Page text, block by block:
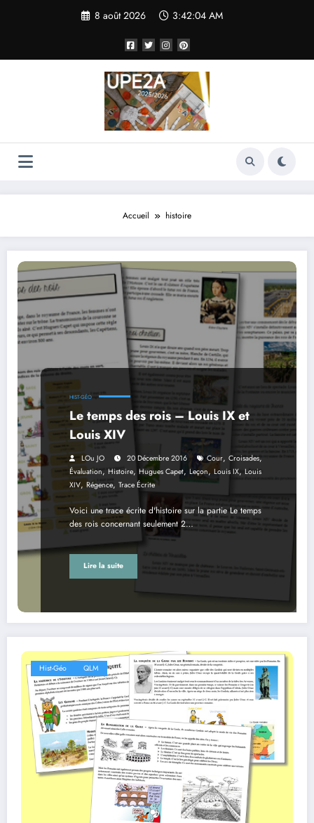
8 août 2026 3:42:04 AM
Accueil histoire
HIST-GÉO
Le temps des rois – Louis IX et
Louis XIV
LOu JO 20 Décembre 2016 Cour, Croisades,
Évaluation, Histoire, Hugues Capet, Leçon, Louis IX, Louis
XIV, Régence, Trace Écrite
Voici une trace écrite d'histoire sur la partie Le temps
des rois concernant seulement 2…
Lire la suite
Hist-Géo QLM